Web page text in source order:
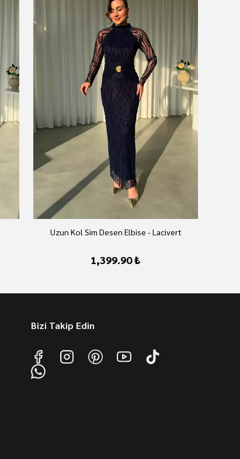
Uzun Kol Sim Desen Elbise - Lacivert
1,399.90 ₺
Bizi Takip Edin